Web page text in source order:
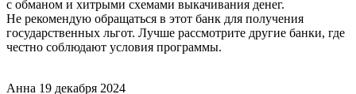
с обманом и хитрыми схемами выкачивания денег.
Не рекомендую обращаться в этот банк для получения
государственных льгот. Лучше рассмотрите другие банки, где
честно соблюдают условия программы.
Анна 19 декабря 2024